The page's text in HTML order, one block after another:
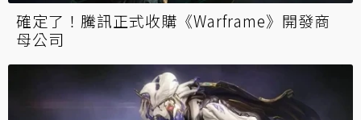
確定了！騰訊正式收購《Warframe》開發商
母公司